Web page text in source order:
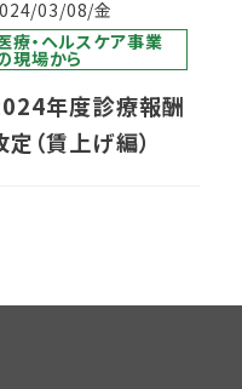
03/08/金
療・ヘルスケア事業
現場から
年度診療報酬
定（賃上げ編）